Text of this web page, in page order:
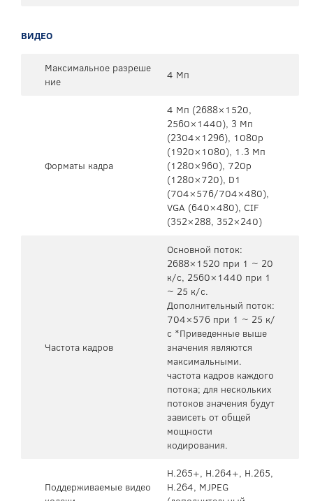
ВИДЕО
Максимальное разреше
ние
4 Мп
Форматы кадра
4 Мп (2688×1520,
2560×1440), 3 Мп
(2304×1296), 1080р
(1920×1080), 1.3 Мп
(1280×960), 720p
(1280×720), D1
(704×576/704×480),
VGA (640×480), CIF
(352×288, 352×240)
Частота кадров
Основной поток:
2688×1520 при 1 ~ 20
к/c, 2560×1440 при 1
~ 25 к/c.
Дополнительный поток:
704×576 при 1 ~ 25 к/
с *Приведенные выше
значения являются
максимальными.
частота кадров каждого
потока; для нескольких
потоков значения будут
зависеть от общей
мощности
кодирования.
Поддерживаемые видео
H.265+, H.264+, H.265,
H.264, MJPEG